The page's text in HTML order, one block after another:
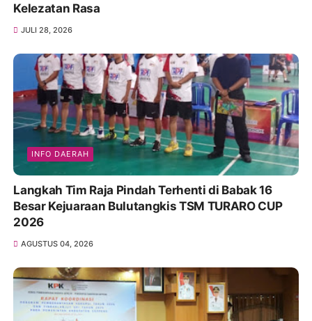
Kelezatan Rasa
JULI 28, 2026
INFO DAERAH
Langkah Tim Raja Pindah Terhenti di Babak 16
Besar Kejuaraan Bulutangkis TSM TURARO CUP
2026
AGUSTUS 04, 2026